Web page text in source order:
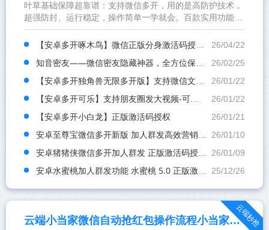
叶草基础保障超靠谱：支持微信多开，用的是高防护技术，
超强防封、运行稳定，操作简单一学就会。百款实用功能全
覆盖，不管是日常用还是做运营，都能满足需求，性价比拉
满。...
26/04/22
【安卓多开啄木鸟】微信正版分身激活码授权教程
26/02/25
知音密友——微信密友隐藏神器，全方位保护隐私不泄露
26/01/22
【安卓多开独角兽无限多开版】支持微信文字转语音
26/01/22
【安卓多开可乐】支持朋友圈发大视频-可以发1小时视频
26/01/21
【安卓多开小白龙】正版激活码授权
26/01/10
安卓至尊宝微信多开新版 加人群发高效营销技巧
26/01/09
安卓猪猪侠微信多开加人群发 正版激活码授权攻略
25/12/26
安卓水蜜桃加人群发功能 水蜜桃 5.0 正版激活码获取
云端秒抢
云端小当家微信自动抢红包操作流程小当家激活码续费云端秒抢辅助工具